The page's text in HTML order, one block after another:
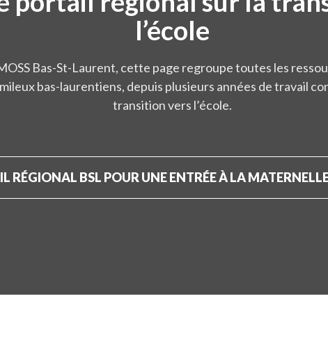
l’école
Bas-St-Laurent, cette page regroupe toutes les
bas-laurentiens, depuis plusieurs années de travail
transition vers l’école.
RÉGIONAL BSL POUR UNE ENTRÉE À LA